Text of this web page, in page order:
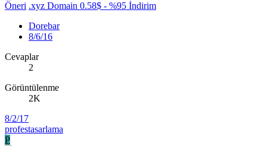
Öneri .xyz Domain 0.58$ - %95 İndirim
Dorebar
8/6/16
Cevaplar
2
Görüntülenme
2K
8/2/17
profestasarlama
P